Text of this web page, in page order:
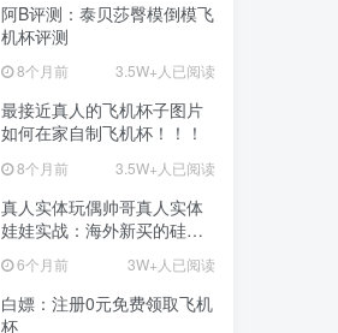
阿B评测：泰贝莎臀模倒模飞
机杯评测
8个月前 3.5W+人已阅读
最接近真人的飞机杯子图片
如何在家自制飞机杯！！！
8个月前 3.5W+人已阅读
真人实体玩偶帅哥真人实体
娃娃实战：海外新买的硅胶
6个月前 3W+人已阅读
白嫖：注册0元免费领取飞机
杯